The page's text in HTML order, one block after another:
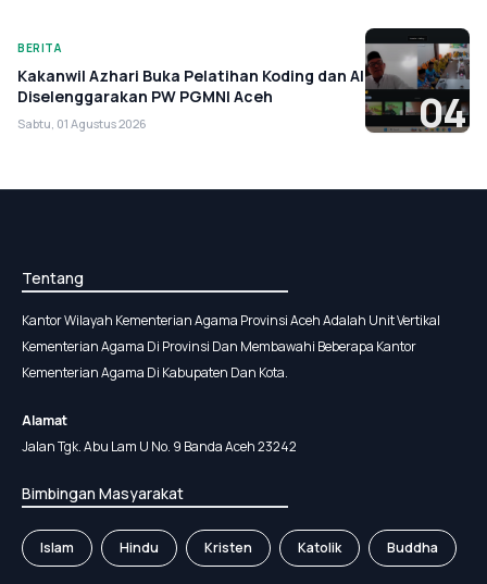
BERITA
Kakanwil Azhari Buka Pelatihan Koding dan AI
Diselenggarakan PW PGMNI Aceh
Sabtu, 01 Agustus 2026 04
Tentang
Kantor Wilayah Kementerian Agama Provinsi Aceh Adalah Unit Vertikal
Kementerian Agama Di Provinsi Dan Membawahi Beberapa Kantor
Kementerian Agama Di Kabupaten Dan Kota.
Alamat
Jalan Tgk. Abu Lam U No. 9 Banda Aceh 23242
Bimbingan Masyarakat
Islam Hindu Kristen Katolik Buddha